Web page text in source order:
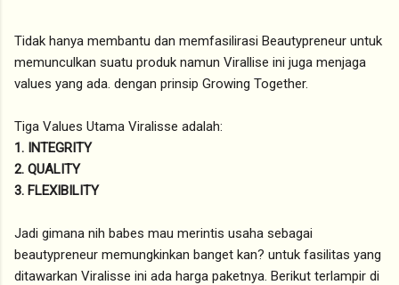
Tidak hanya membantu dan memfasilirasi Beautypreneur untuk
memunculkan suatu produk namun Virallise ini juga menjaga
values yang ada. dengan prinsip Growing Together.
Tiga Values Utama Viralisse adalah:
1. INTEGRITY
2. QUALITY
3. FLEXIBILITY
Jadi gimana nih babes mau merintis usaha sebagai
beautypreneur memungkinkan banget kan? untuk fasilitas yang
ditawarkan Viralisse ini ada harga paketnya. Berikut terlampir di